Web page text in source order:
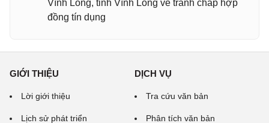
Vĩnh Long, tỉnh Vĩnh Long về tranh chấp hợp
đồng tín dụng
GIỚI THIỆU
Lời giới thiệu
Lịch sử phát triển
DỊCH VỤ
Tra cứu văn bản
Phân tích văn bản